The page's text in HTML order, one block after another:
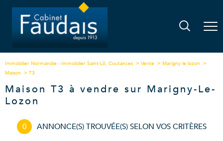
Immobilier Normandie - Immobilier Saint-Lô, Coutances Vente
Marigny le lozon
Maison
T3
Maison T3 à vendre sur Marigny-Le-
Lozon
0 ANNONCE(S) TROUVÉE(S) SELON VOS CRITÈRES